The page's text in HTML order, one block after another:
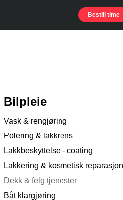
Bestill time
Bilpleie
Vask & rengjøring
Polering & lakkrens
Lakkbeskyttelse - coating
Lakkering & kosmetisk reparasjon
Dekk & felg tjenester
Båt klargjøring